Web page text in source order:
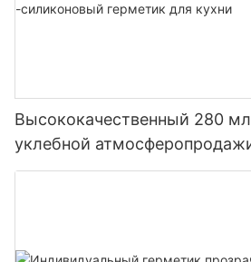
Высококачественный 280
уклебной
многофункциональный клей